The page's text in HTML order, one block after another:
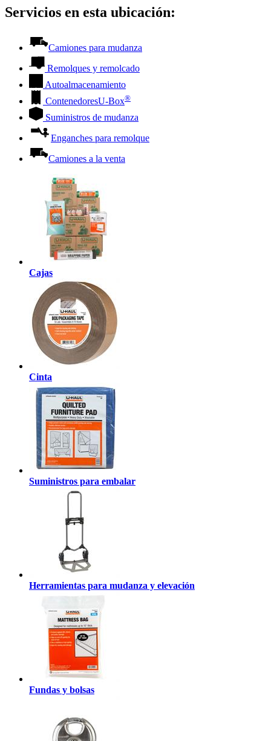
Servicios en esta ubicación:
Camiones para mudanza
Remolques y remolcado
Autoalmacenamiento
ContenedoresU-Box®
Suministros de mudanza
Enganches para remolque
Camiones a la venta
Cajas
Cinta
Suministros para embalar
Herramientas para mudanza y elevación
Fundas y bolsas